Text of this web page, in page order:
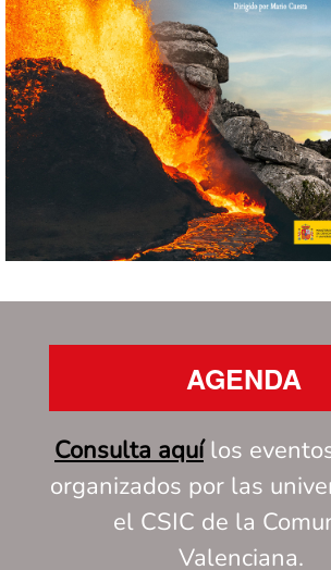
AGENDA
Consulta aquílos
organizados por las
el CSIC de la
Valenciana.